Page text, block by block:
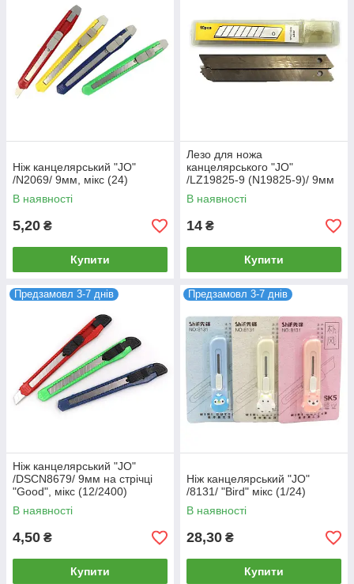
Ніж канцелярський "JO"
/N2069/ 9мм, мікс (24)
В наявності
5,20 ₴
Купити
Лезо для ножа
канцелярського "JO"
/LZ19825-9 (N19825-9)/ 9мм
(30/600)
В наявності
14 ₴
Купити
Предзамовл 3-7 днів
Ніж канцелярський "JO"
/DSCN8679/ 9мм на стрічці
"Good", мікс (12/2400)
В наявності
4,50 ₴
Купити
Предзамовл 3-7 днів
Ніж канцелярський "JO"
/8131/ "Bird" мікс (1/24)
В наявності
28,30 ₴
Купити